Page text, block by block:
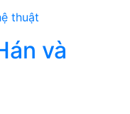
thuật
và